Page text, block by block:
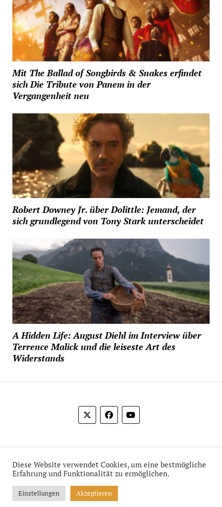
Mit The Ballad of Songbirds & Snakes erfindet
sich Die Tribute von Panem in der
Vergangenheit neu
Robert Downey Jr. über Dolittle: Jemand, der
sich grundlegend von Tony Stark unterscheidet
A Hidden Life: August Diehl im Interview über
Terrence Malick und die leiseste Art des
Widerstands
Mission News Themeby Compete Themes.
Diese Website verwendet Cookies, um eine bestmögliche
Erfahrung und Funktionalität zu ermöglichen.
Einstellungen Akzeptieren